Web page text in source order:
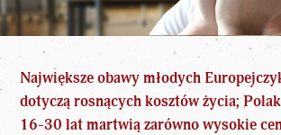
Największe obawy młodych
dotyczą rosnących kosztów życia;
16-30 lat martwią zarówno wysokie